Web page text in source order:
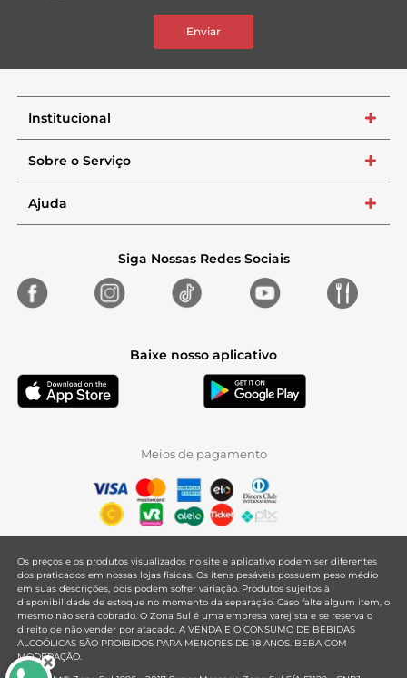
Enviar
Institucional +
Sobre o Serviço +
Ajuda +
Siga Nossas Redes Sociais
Baixe nosso aplicativo
Meios de pagamento
Os preços e os produtos visualizados no site e aplicativo podem ser diferentes
dos praticados em nossas lojas físicas. Os itens pesáveis possuem peso médio
em suas descrições, pois podem sofrer variação. Produtos sujeitos à
disponibilidade de estoque no momento da separação. Caso falte algum item, o
mesmo não será cobrado. O Zona Sul é uma empresa varejista e se reserva o
direito de não vender por atacado. A VENDA E O CONSUMO DE BEBIDAS
ALCOÓLICAS SÃO PROIBIDOS PARA MENORES DE 18 ANOS. BEBA COM
MODERAÇÃO.